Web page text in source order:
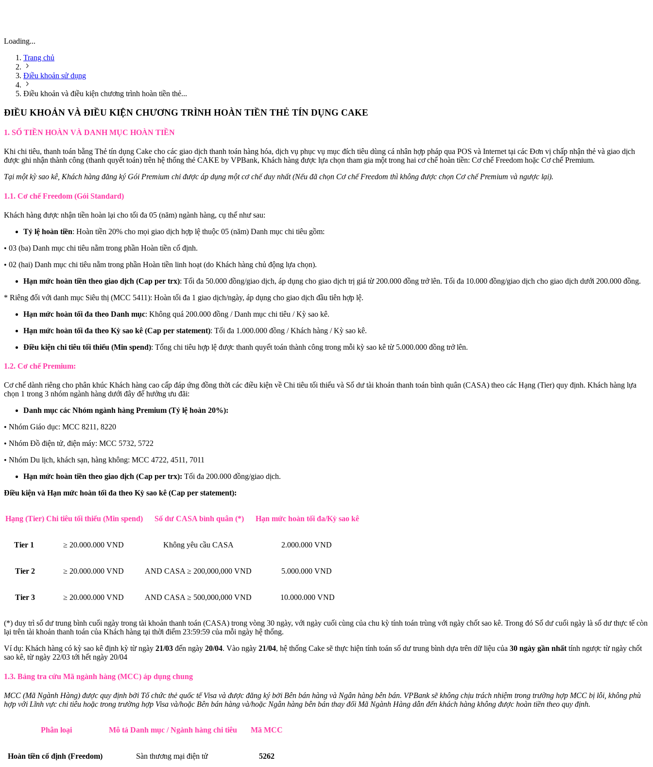
Loading...
Trang chủ
Điều khoản sử dụng
Điều khoản và điều kiện chương trình hoàn tiền thẻ...
ĐIỀU KHOẢN VÀ ĐIỀU KIỆN CHƯƠNG TRÌNH HOÀN TIỀN THẺ TÍN DỤNG CAKE
1. SỐ TIỀN HOÀN VÀ DANH MỤC HOÀN TIỀN
Khi chi tiêu, thanh toán bằng Thẻ tín dụng Cake cho các giao dịch thanh toán hàng hóa, dịch vụ phục vụ mục đích tiêu dùng cá nhân hợp pháp qua POS và Internet tại các Đơn vị chấp nhận thẻ và giao dịch
được ghi nhận thành công (thanh quyết toán) trên hệ thống thẻ CAKE by VPBank, Khách hàng được lựa chọn tham gia một trong hai cơ chế hoàn tiền: Cơ chế Freedom hoặc Cơ chế Premium.
Tại một kỳ sao kê, Khách hàng đăng ký Gói Premium chỉ được áp dụng một cơ chế duy nhất (Nếu đã chọn Cơ chế Freedom thì không được chọn Cơ chế Premium và ngược lại).
1.1. Cơ chế Freedom (Gói Standard)
Khách hàng được nhận tiền hoàn lại cho tối đa 05 (năm) ngành hàng, cụ thể như sau:
Tỷ lệ hoàn tiền: Hoàn tiền 20% cho mọi giao dịch hợp lệ thuộc 05 (năm) Danh mục chi tiêu gồm:
• 03 (ba) Danh mục chi tiêu nằm trong phần Hoàn tiền cố định.
• 02 (hai) Danh mục chi tiêu nằm trong phần Hoàn tiền linh hoạt (do Khách hàng chủ động lựa chọn).
Hạn mức hoàn tiền theo giao dịch (Cap per trx): Tối đa 50.000 đồng/giao dịch, áp dụng cho giao dịch trị giá từ 200.000 đồng trở lên. Tối đa 10.000 đồng/giao dịch cho giao dịch dưới 200.000 đồng.
* Riêng đối với danh mục Siêu thị (MCC 5411): Hoàn tối đa 1 giao dịch/ngày, áp dụng cho giao dịch đầu tiên hợp lệ.
Hạn mức hoàn tối đa theo Danh mục: Không quá 200.000 đồng / Danh mục chi tiêu / Kỳ sao kê.
Hạn mức hoàn tối đa theo Kỳ sao kê (Cap per statement): Tối đa 1.000.000 đồng / Khách hàng / Kỳ sao kê.
Điều kiện chi tiêu tối thiểu (Min spend): Tổng chi tiêu hợp lệ được thanh quyết toán thành công trong mỗi kỳ sao kê từ 5.000.000 đồng trở lên.
1.2. Cơ chế Premium:
Cơ chế dành riêng cho phân khúc Khách hàng cao cấp đáp ứng đồng thời các điều kiện về Chi tiêu tối thiểu và Số dư tài khoản thanh toán bình quân (CASA) theo các Hạng (Tier) quy định. Khách hàng lựa
chọn 1 trong 3 nhóm ngành hàng dưới đây để hưởng ưu đãi:
Danh mục các Nhóm ngành hàng Premium (Tỷ lệ hoàn 20%):
• Nhóm Giáo dục: MCC 8211, 8220
• Nhóm Đồ điện tử, điện máy: MCC 5732, 5722
• Nhóm Du lịch, khách sạn, hàng không: MCC 4722, 4511, 7011
Hạn mức hoàn tiền theo giao dịch (Cap per trx): Tối đa 200.000 đồng/giao dịch.
Điều kiện và Hạn mức hoàn tối đa theo Kỳ sao kê (Cap per statement):
Hạng (Tier) Chi tiêu tối thiểu (Min spend) Số dư CASA bình quân (*) Hạn mức hoàn tối đa/Kỳ sao kê
Tier 1 ≥ 20.000.000 VND Không yêu cầu CASA 2.000.000 VND
Tier 2 ≥ 20.000.000 VND AND CASA ≥ 200,000,000 VND 5.000.000 VND
Tier 3 ≥ 20.000.000 VND AND CASA ≥ 500,000,000 VND 10.000.000 VND
(*) duy trì số dư trung bình cuối ngày trong tài khoản thanh toán (CASA) trong vòng 30 ngày, với ngày cuối cùng của chu kỳ tính toán trùng với ngày chốt sao kê. Trong đó Số dư cuối ngày là số dư thực tế còn
lại trên tài khoản thanh toán của Khách hàng tại thời điểm 23:59:59 của mỗi ngày hệ thống.
Ví dụ: Khách hàng có kỳ sao kê định kỳ từ ngày 21/03 đến ngày 20/04. Vào ngày 21/04, hệ thống Cake sẽ thực hiện tính toán số dư trung bình dựa trên dữ liệu của 30 ngày gần nhất tính ngược từ ngày chốt
sao kê, từ ngày 22/03 tới hết ngày 20/04
1.3. Bảng tra cứu Mã ngành hàng (MCC) áp dụng chung
MCC (Mã Ngành Hàng) được quy định bởi Tổ chức thẻ quốc tế Visa và được đăng ký bởi Bên bán hàng và Ngân hàng bên bán. VPBank sẽ không chịu trách nhiệm trong trường hợp MCC bị lỗi, không phù
hợp với Lĩnh vực chi tiêu hoặc trong trường hợp Visa và/hoặc Bên bán hàng và/hoặc Ngân hàng bên bán thay đổi Mã Ngành Hàng dẫn đến khách hàng không được hoàn tiền theo quy định.
Phân loại Mô tả Danh mục / Ngành hàng chi tiêu Mã MCC
Hoàn tiền cố định (Freedom) Sàn thương mại điện tử 5262